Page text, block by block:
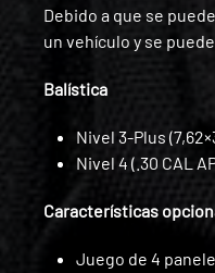
Debido a que se
un vehículo y se
Balística
Nivel 3-Plus
Nivel 4 (.30 CAL
Características
Juego de 4